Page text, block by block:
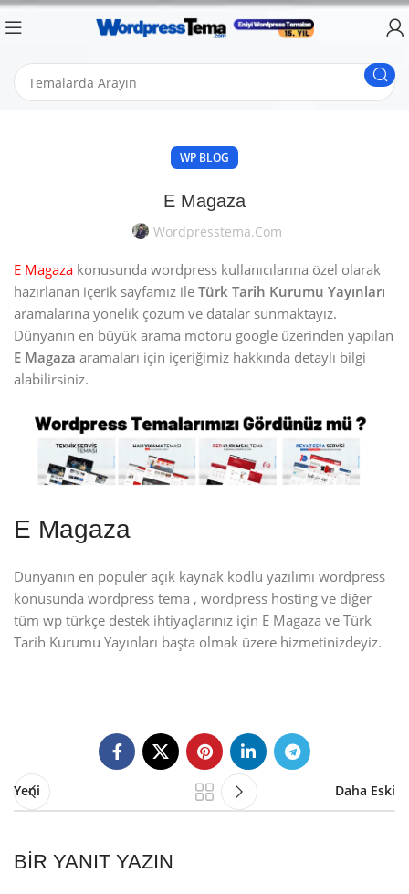
WP BLOG
E Magaza
Wordpresstema.com
E Magaza konusunda wordpress kullanıcılarına özel olarak
hazırlanan içerik sayfamız ile Türk Tarih Kurumu Yayınları
aramalarına yönelik çözüm ve datalar sunmaktayız.
Dünyanın en büyük arama motoru google üzerinden yapılan
E Magaza aramaları için içeriğimiz hakkında detaylı bilgi
alabilirsiniz.
E Magaza
Dünyanın en popüler açık kaynak kodlu yazılımı wordpress
konusunda wordpress tema , wordpress hosting ve diğer
tüm wp türkçe destek ihtiyaçlarınız için E Magaza ve Türk
Tarih Kurumu Yayınları başta olmak üzere hizmetinizdeyiz.
Yeni Daha Eski
BIR YANIT YAZIN